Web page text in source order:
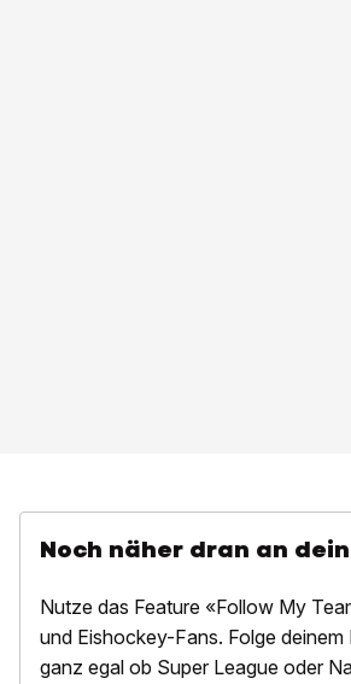
Noch näher dran an
Nutze das Feature «Follow My
und Eishockey-Fans. Folge deinem
ganz egal ob Super League oder